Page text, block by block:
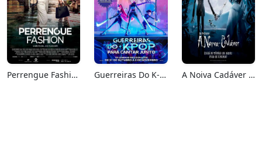
Perrengue Fashion Guerreiras Do K-Pop: Para Cantar Junto A Noiva Cadáver (Relançamento)